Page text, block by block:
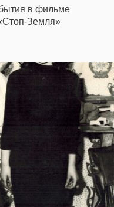
в фильме
Земля»